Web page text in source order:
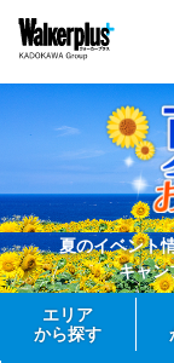
夏のイベント
キャン
エリア
から探す